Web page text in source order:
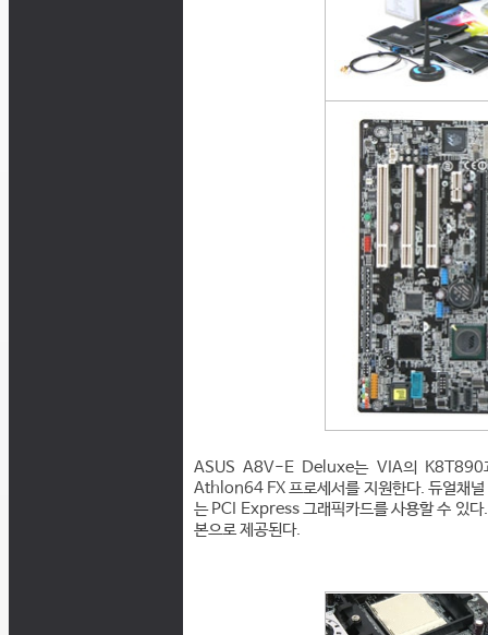
ASUS A8V-E Deluxe는 VIA의 K8T890
Athlon64 FX 프로세서를 지원한다. 듀얼채
는 PCI Express 그래픽카드를 사용할 수 있
본으로 제공된다.